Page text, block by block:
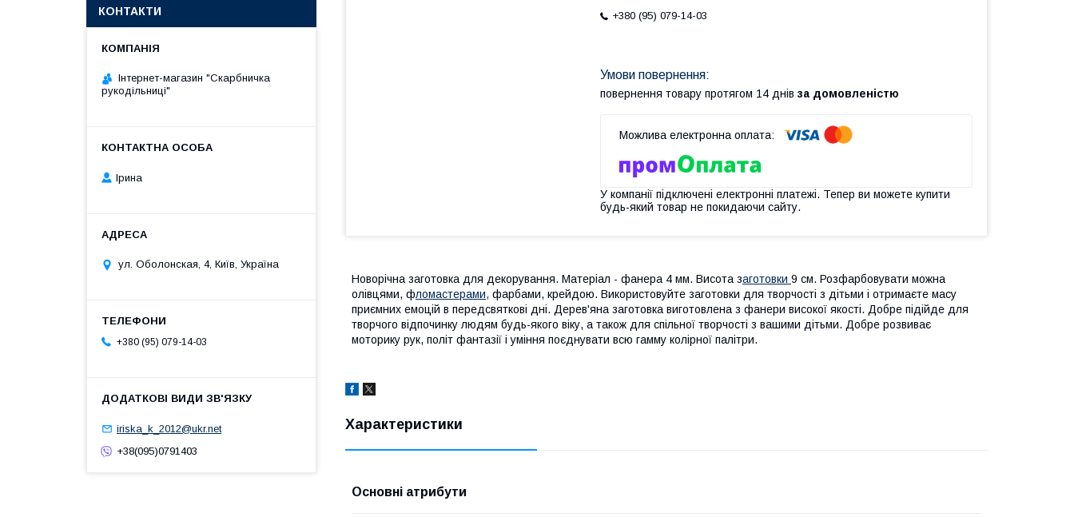
+380 (95) 079-14-03
повернення товару протягом 14 днів за домовленістю
У компанії підключені електронні платежі. Тепер ви можете купити
будь-який товар не покидаючи сайту.
Новорічна заготовка для декорування. Матеріал - фанера 4 мм. Висота заготовки 9 см. Розфарбовувати можна
олівцями, фломастерами, фарбами, крейдою. Використовуйте заготовки для творчості з дітьми і отримаєте масу
приємних емоцій в передсвяткові дні. Дерев'яна заготовка виготовлена з фанери високої якості. Добре підійде для
творчого відпочинку людям будь-якого віку, а також для спільної творчості з вaшими дітьми. Добре розвиває
моторику рук, політ фантазії і уміння поєднувати всю гамму колірної палітри.
Характеристики
Основні атрибути
КОНТАКТИ
Інтернет-магазин "Скарбничка
рукодільниці"
Ірина
ул. Оболонская, 4, Київ, Україна
+380 (95) 079-14-03
iriska_k_2012@ukr.net
+38(095)0791403